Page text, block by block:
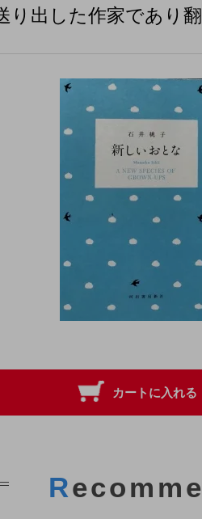
り出した作家であり
R